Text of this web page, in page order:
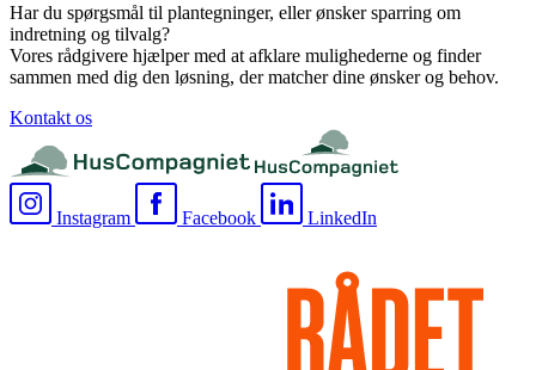
Har du spørgsmål til plantegninger, eller ønsker sparring om
indretning og tilvalg?
Vores rådgivere hjælper med at afklare mulighederne og finder
sammen med dig den løsning, der matcher dine ønsker og behov.
Kontakt os
Instagram Facebook LinkedIn